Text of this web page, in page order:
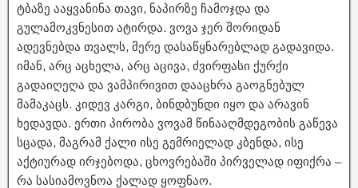
ტბაზე ააყვანინა თავი, ნაპირზე ჩამოჯდა და
გულამოკვნესით ატირდა. ვოვა ჯერ შორიდან
ადევნებდა თვალს, მერე დასაწყნარებლად გადავიდა.
იმან, არც აცხელა, არც აცივა, ძვირფასი ქურქი
გადაიღეღა და ვამპირივით დააცხრა გაოგნებულ
მამაკაცს. კიდევ კარგი, ბინდბუნდი იყო და არავინ
ხედავდა. ერთი პირობა ვოვამ წინააღმდეგობის გაწევა
სცადა, მაგრამ ქალი ისე გემრიელად კბენდა, ისე
აქტიურად ირჯებოდა, ცხოვრებაში პირველად იფიქრა –
რა სასიამოვნოა ქალად ყოფნაო.